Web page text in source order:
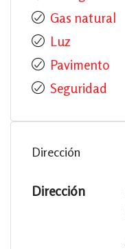
Gas natural
Luz
Pavimento
Seguridad
Dirección
Dirección